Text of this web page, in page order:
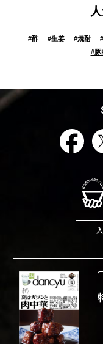
#酢 #生姜 #焼酎 #
#豚